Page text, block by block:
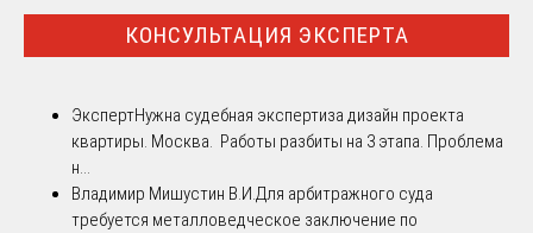
КОНСУЛЬТАЦИЯ ЭКСПЕРТА
ЭкспертНужна судебная экспертиза дизайн проекта
квартиры. Москва. Работы разбиты на 3 этапа. Проблема
н...
Владимир Мишустин В.И. Для арбитражного суда
требуется металловедческое заключение по